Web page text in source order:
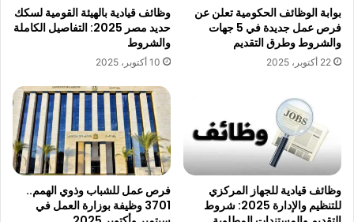
بوابة الوظائف الحكومية تعلن عن
فرص عمل جديدة في 5 جهات
والشروط وطرق التقديم
22 أكتوبر، 2025
وظائف قيادية بالهيئة القومية لسكك
حديد مصر 2025: التفاصيل الكاملة
والشروط
10 أكتوبر، 2025
وظائف قيادية للجهاز المركزي
للتنظيم والإدارة 2025: شروط
فرص عمل للشباب وذوي الهمم..
3701 وظيفة بوزارة العمل في